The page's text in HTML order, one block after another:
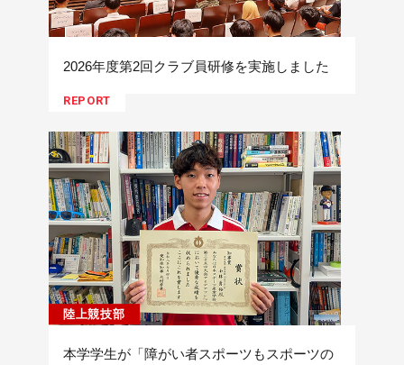
2026年度第2回クラブ員研修を実施しました
REPORT
陸上競技部
本学学生が「障がい者スポーツもスポーツの